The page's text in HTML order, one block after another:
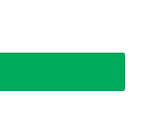
cantidad